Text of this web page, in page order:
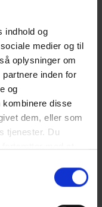
indhold og
medier og til
oplysninger om
inden for
og
kombinere disse
dem, eller som
tjenester. Du
kontoret.
"Storkøb" 2,1 km fra
Vejers.